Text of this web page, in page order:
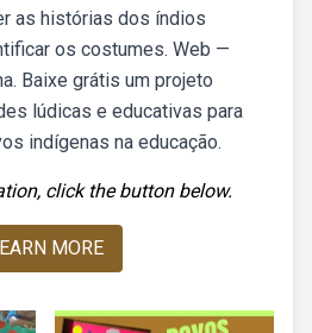
as histórias dos índios
os costumes. Web —
Baixe grátis um projeto
lúdicas e educativas para
indígenas na educação.
click the button below.
MORE